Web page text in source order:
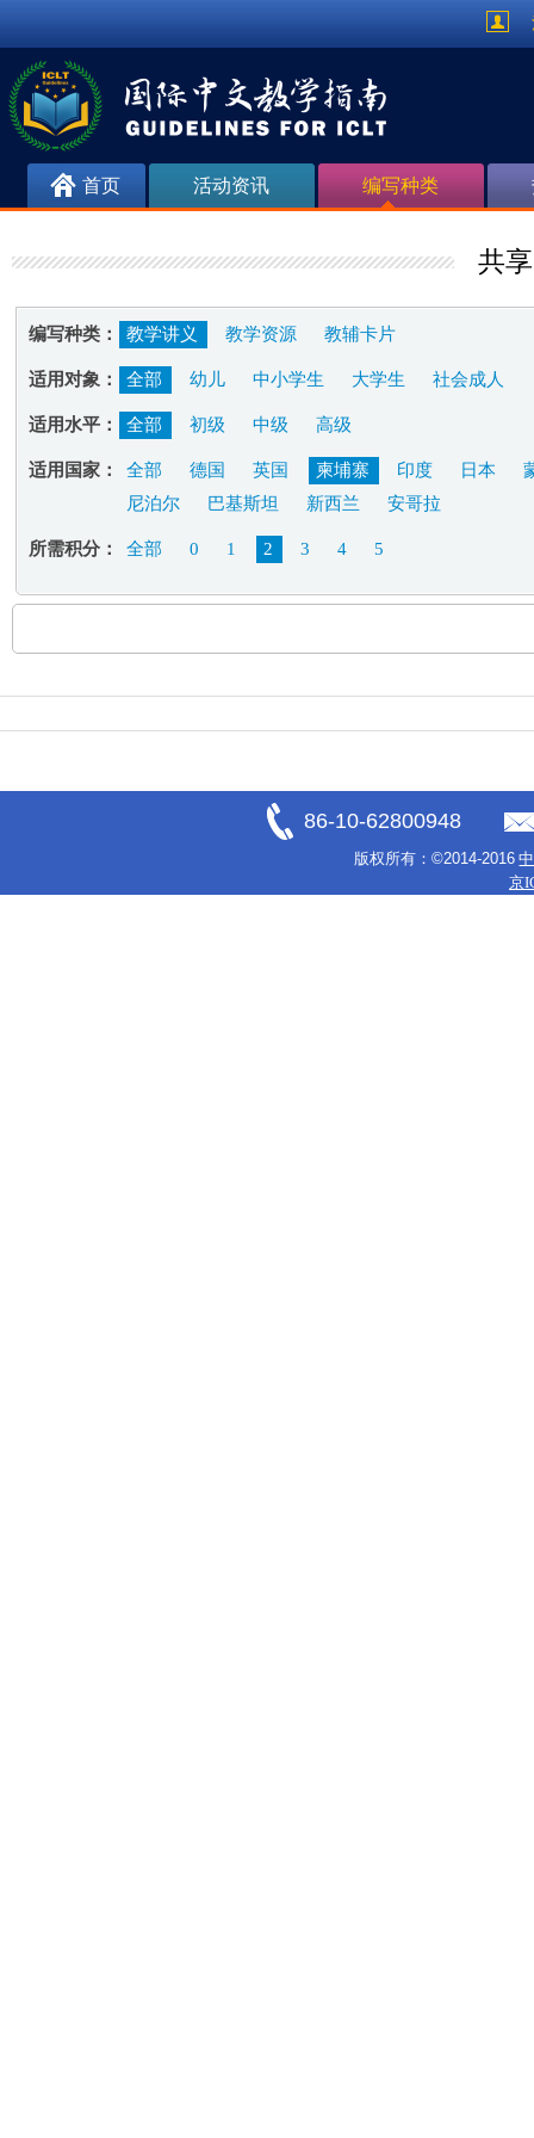
首页 活动资讯 编写种类
共
编写种类： 教学讲义 教学资源 教辅卡片
适用对象： 全部 幼儿 中小学生 大学生 社会成人
适用水平： 全部 初级 中级 高级
适用国家： 全部 德国 英国 柬埔寨 印度 日本
尼泊尔
巴基斯坦 新西兰 安哥拉
所需积分： 全部 0 1 2 3 4 5
86-10-62800948
版权所有：©2014-2016
京